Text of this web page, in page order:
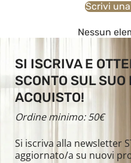
Scrivi
Nessun
SI ISCRIVA E
SCONTO SUL SUO
ACQUISTO!
Ordine minimo: 50€
Si iscriva alla newsletter
aggiornato/a su nuovi